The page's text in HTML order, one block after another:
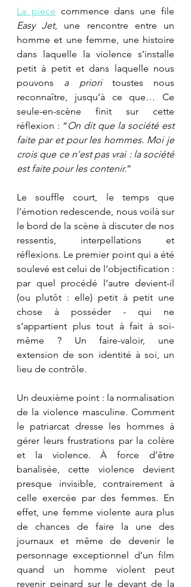
La pièce
Easy Jet, une rencontre entre un
homme et une femme, une histoire
dans laquelle la violence s’installe
petit à petit et dans laquelle nous
pouvons a priori toustes nous
reconnaître, jusqu’à ce que… Ce
seule-en-scène finit sur cette
réflexion : “On dit que la société est
faite par et pour les hommes. Moi je
crois que ce n'est pas vrai : la société
est faite pour les contenir.”
Le souffle court, le temps que
l’émotion redescende, nous voilà sur
le bord de la scène à discuter de nos
ressentis, interpellations et
réflexions. Le premier point qui a été
soulevé est celui de l’objectification :
par quel procédé l’autre devient-il
(ou plutôt : elle) petit à petit une
chose à posséder - qui ne
s’appartient plus tout à fait à soi-
même ? Un faire-valoir, une
extension de son identité à soi, un
lieu de contrôle.
Un deuxième point : la normalisation
de la violence masculine. Comment
le patriarcat dresse les hommes à
gérer leurs frustrations par la colère
et la violence. À force d’être
banalisée, cette violence devient
presque invisible, contrairement à
celle exercée par des femmes. En
effet, une femme violente aura plus
de chances de faire la une des
journaux et même de devenir le
personnage exceptionnel d’un film
quand un homme violent peut
revenir peinard sur le devant de la